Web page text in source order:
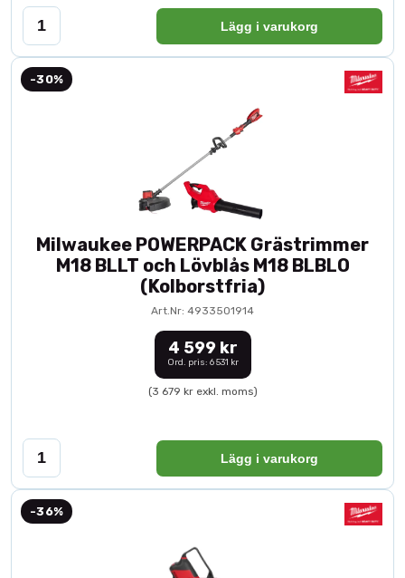
Lägg i varukorg
-30%
Milwaukee POWERPACK Grästrimmer
M18 BLLT och Lövblås M18 BLBLO
(Kolborstfria)
Art.Nr: 4933501914
4 599 kr
Ord. pris: 6 531 kr
(3 679 kr exkl. moms)
Lägg i varukorg
-36%